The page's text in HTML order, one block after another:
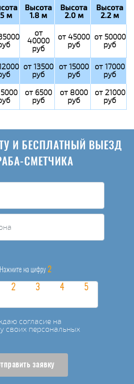
м
Высота
1.8 м
Высота
2.0 м
Высота
2.2 м
от
40000
руб
от 45000
руб
от 50000
руб
от 13500
руб
от 15000
руб
от 17000
руб
от 6500
руб
от 8000
руб
от 21000
руб
И БЕСПЛАТНЫЙ ВЫЕЗД
СМЕТЧИКА
Нажмите на цифру 2
согласие на
своих персональных
заявку